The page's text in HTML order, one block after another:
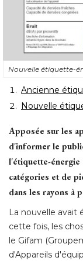
Nouvelle étiquette-
Ancienne
Nouvelle
Apposée sur les
d'informer le
l'étiquette-énergie
catégories et de
dans les rayons à
La nouvelle avait
cette fois, les
le Gifam
d'Appareils